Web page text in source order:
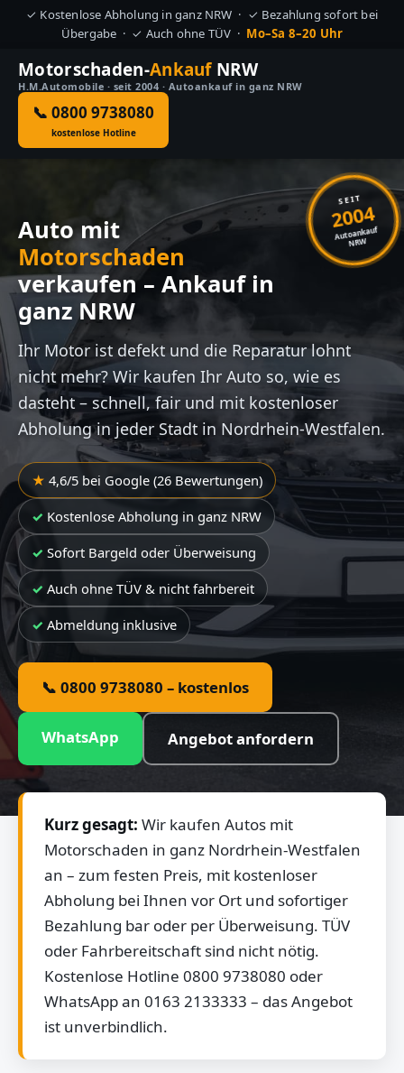
✓ Kostenlose Abholung in ganz NRW · ✓ Bezahlung sofort bei
Übergabe · ✓ Auch ohne TÜV · Mo–Sa 8–20 Uhr
Motorschaden-AnkaufNRW
H.M.Automobile · seit 2004 · Autoankauf in ganz NRW
📞 0800 9738080
kostenlose Hotline
SEIT
2004
Autoankauf
NRW
Auto mit
Motorschaden
verkaufen – Ankauf in
ganz NRW
Ihr Motor ist defekt und die Reparatur lohnt
nicht mehr? Wir kaufen Ihr Auto so, wie es
dasteht – schnell, fair und mit kostenloser
Abholung in jeder Stadt in Nordrhein-Westfalen.
4,6/5 bei Google (26 Bewertungen)
Kostenlose Abholung in ganz NRW
Sofort Bargeld oder Überweisung
Auch ohne TÜV & nicht fahrbereit
Abmeldung inklusive
📞 0800 9738080 – kostenlos
WhatsApp Angebot anfordern
Kurz gesagt: Wir kaufen Autos mit
Motorschaden in ganz Nordrhein-Westfalen
an – zum festen Preis, mit kostenloser
Abholung bei Ihnen vor Ort und sofortiger
Bezahlung bar oder per Überweisung. TÜV
oder Fahrbereitschaft sind nicht nötig.
Kostenlose Hotline 0800 9738080 oder
WhatsApp an 0163 2133333 – das Angebot
ist unverbindlich.